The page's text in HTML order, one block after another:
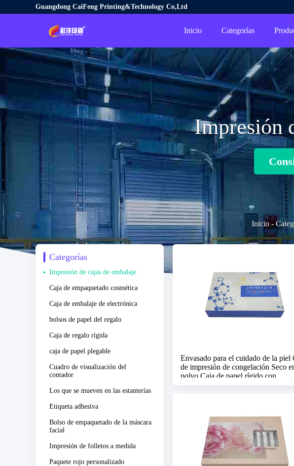
Guangdong CaiFeng Printing&Technology Co,Ltd
Inicio Categorías
Impresión
Inicio-
Categorías
Impresión de cajas de embalaje
Caja de empaquetado cosmética
Caja de embalaje de electrónica
bolsos de papel del regalo
Caja de regalo rígida
caja de papel plegable
Cuadro de visualización del
contador
Los que se mueven en las estanterías
Etiqueta adhesiva
Bolso de empaquetado de la máscara
facial
Impresión de folletos a medida
Paquete rojo personalizado
Envasado para el cuidado de la piel
de impresión de congelación Seco
polvo Caja de papel rígido con
inserciones